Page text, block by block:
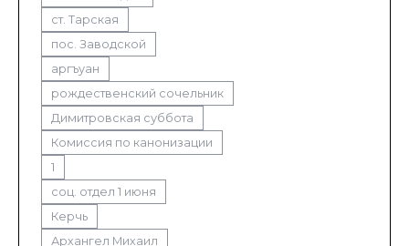
ст. Тарская
пос. Заводской
аргъуан
рождественский сочельник
Димитровская суббота
Комиссия по канонизации
1
соц. отдел 1 июня
Керчь
Архангел Михаил